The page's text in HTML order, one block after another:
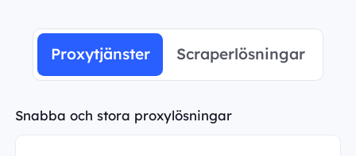
Proxytjänster Scraperlösningar
Snabba och stora proxylösningar